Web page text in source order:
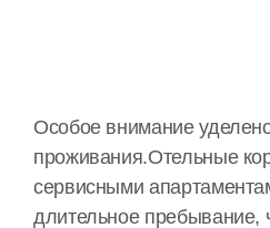
Особое внимание
проживания.Отельные
сервисными
длительное пребывание,